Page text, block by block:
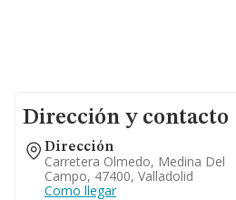
Dirección y contacto
Dirección
Carretera Olmedo, Medina Del
Campo, 47400, Valladolid
Como llegar